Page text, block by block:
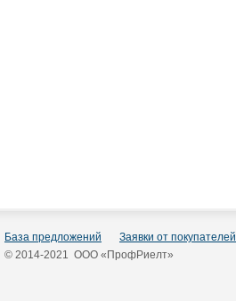
База предложений Заявки от покупателей
© 2014-2021 ООО «ПрофРиелт»